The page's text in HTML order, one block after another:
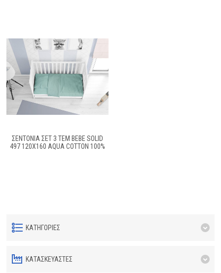
ΣΕΝΤΟΝΙΑ ΣΕΤ 3 ΤΕΜ BEBE SOLID
497 120X160 AQUA COTTON 100%
ΚΑΤΗΓΟΡΊΕΣ
ΚΑΤΑΣΚΕΥΑΣΤΈΣ